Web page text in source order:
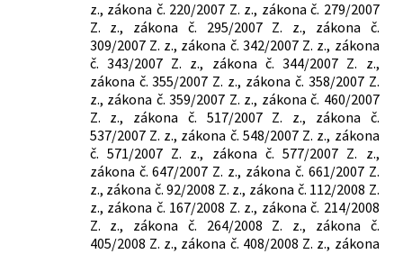
z., zákona č. 220/2007 Z. z., zákona č. 279/2007
Z. z., zákona č. 295/2007 Z. z., zákona č.
309/2007 Z. z., zákona č. 342/2007 Z. z., zákona
č. 343/2007 Z. z., zákona č. 344/2007 Z. z.,
zákona č. 355/2007 Z. z., zákona č. 358/2007 Z.
z., zákona č. 359/2007 Z. z., zákona č. 460/2007
Z. z., zákona č. 517/2007 Z. z., zákona č.
537/2007 Z. z., zákona č. 548/2007 Z. z., zákona
č. 571/2007 Z. z., zákona č. 577/2007 Z. z.,
zákona č. 647/2007 Z. z., zákona č. 661/2007 Z.
z., zákona č. 92/2008 Z. z., zákona č. 112/2008 Z.
z., zákona č. 167/2008 Z. z., zákona č. 214/2008
Z. z., zákona č. 264/2008 Z. z., zákona č.
405/2008 Z. z., zákona č. 408/2008 Z. z., zákona